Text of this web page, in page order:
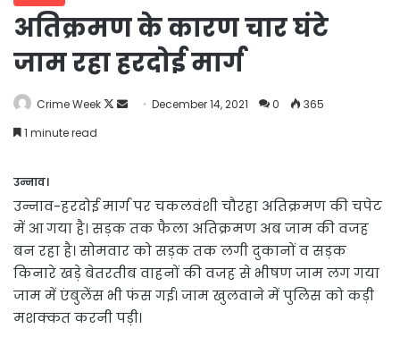
अतिक्रमण के कारण चार घंटे
जाम रहा हरदोई मार्ग
Crime Week
Follow
SendDecember 14, 2021 0
365
1 minute read
उन्नाव।
उन्नाव-हरदोई मार्ग पर चकलवंशी चौरहा अतिक्रमण की चपेट
में आ गया है। सड़क तक फैला अतिक्रमण अब जाम की वजह
बन रहा है। सोमवार को सड़क तक लगी दुकानों व सड़क
किनारे खड़े बेतरतीब वाहनों की वजह से भीषण जाम लग गया
जाम में एंबुलेंस भी फंस गई। जाम खुलवाने में पुलिस को कड़ी
मशक्कत करनी पड़ी।